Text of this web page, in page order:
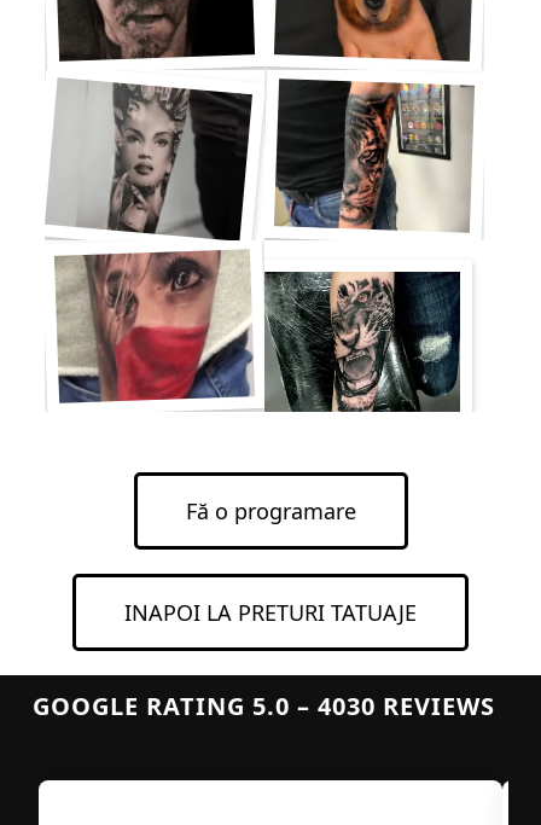
Fă o programare
INAPOI LA PRETURI TATUAJE
GOOGLE RATING 5.0 – 4030 REVIEWS